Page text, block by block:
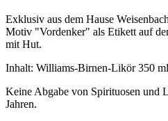
Exklusiv aus dem Hause
Motiv "Vordenker" als Etikett auf
mit Hut.
Inhalt: Williams-Birnen-Likör 350
Keine Abgabe von Spirituosen und
Jahren.